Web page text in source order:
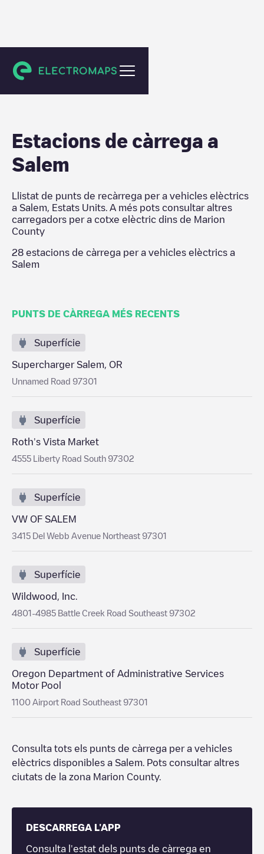
Marion County
Estacions de càrrega a
Salem
Llistat de punts de recàrrega per a vehicles elèctrics
a Salem Estats Units . A més pots consultar altres
carregadors per a cotxe elèctric dins de Marion
County
28 estacions de càrrega per a vehicles elèctrics a
Salem
PUNTS DE CÀRREGA MÉS RECENTS
Superfície
Supercharger Salem, OR
Unnamed Road 97301
Superfície
Roth's Vista Market
4555 Liberty Road South 97302
Superfície
VW OF SALEM
3415 Del Webb Avenue Northeast 97301
Superfície
Wildwood, Inc.
4801-4985 Battle Creek Road Southeast 97302
Superfície
Oregon Department of Administrative Services
Motor Pool
1100 Airport Road Southeast 97301
Consulta tots els punts de càrrega per a vehicles
elèctrics disponibles a Salem . Pots consultar altres
ciutats de la zona Marion County.
DESCARREGA L'APP
Consulta l'estat dels punts de càrrega en